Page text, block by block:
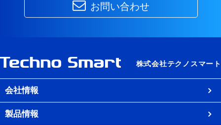
お問い合わせ
会社情報
製品情報